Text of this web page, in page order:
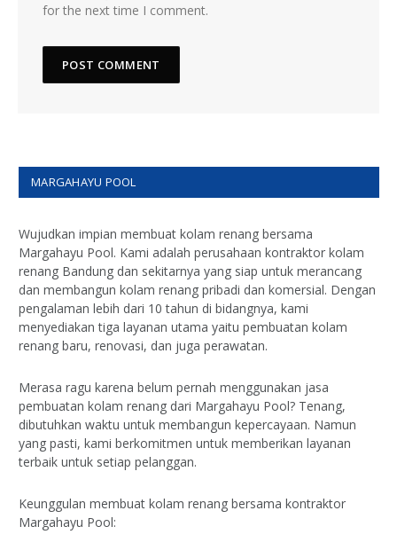
for the next time I comment.
MARGAHAYU POOL
Wujudkan impian membuat kolam renang bersama
Margahayu Pool. Kami adalah perusahaan kontraktor kolam
renang Bandung dan sekitarnya yang siap untuk merancang
dan membangun kolam renang pribadi dan komersial. Dengan
pengalaman lebih dari 10 tahun di bidangnya, kami
menyediakan tiga layanan utama yaitu pembuatan kolam
renang baru, renovasi, dan juga perawatan.
Merasa ragu karena belum pernah menggunakan jasa
pembuatan kolam renang dari Margahayu Pool? Tenang,
dibutuhkan waktu untuk membangun kepercayaan. Namun
yang pasti, kami berkomitmen untuk memberikan layanan
terbaik untuk setiap pelanggan.
Keunggulan membuat kolam renang bersama kontraktor
Margahayu Pool: